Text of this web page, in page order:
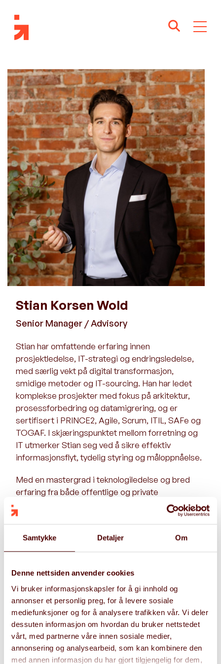
Samtykke Detaljer Om
Denne nettsiden anvender cookies
Vi bruker informasjonskapsler for å gi innhold og
annonser et personlig preg, for å levere sosiale
mediefunksjoner og for å analysere trafikken vår. Vi deler
dessuten informasjon om hvordan du bruker nettstedet
vårt, med partnerne våre innen sosiale medier,
annonsering og analysearbeid, som kan kombinere den
med annen informasjon du har gjort tilgjengelig for dem,
Stian Korsen Wold
Senior Manager / Advisory
Stian har omfattende erfaring innen
prosjektledelse, IT-strategi og endringsledelse,
med særlig vekt på digital transformasjon,
smidige metoder og IT-sourcing. Han har ledet
komplekse prosjekter med fokus på arkitektur,
prosessforbedring og datamigrering, og er
sertifisert i PRINCE2, Agile, Scrum, ITIL, SAFe og
TOGAF. I skjæringspunktet mellom forretning og
IT utmerker Stian seg ved å sikre effektiv
informasjonsflyt, tydelig styring og måloppnåelse.
Med en mastergrad i teknologiledelse og bred
erfaring fra både offentlige og private
prosjekter der teknologi og forretningsprosesser
prosjekt- og teamledelse, produktutvikling,
endringsledelse og etablering av smidige
Stians strukturerte, analytiske og
løsningsorienterte tilnærming kombineres med
sterk kommunikasjonsevne og høy
gjennomføringsevne. Han er en engasjert og
tillitsskapende lagspiller som bidrar til fremdrift,
forankring og varig verdi i prosjektene han leder.